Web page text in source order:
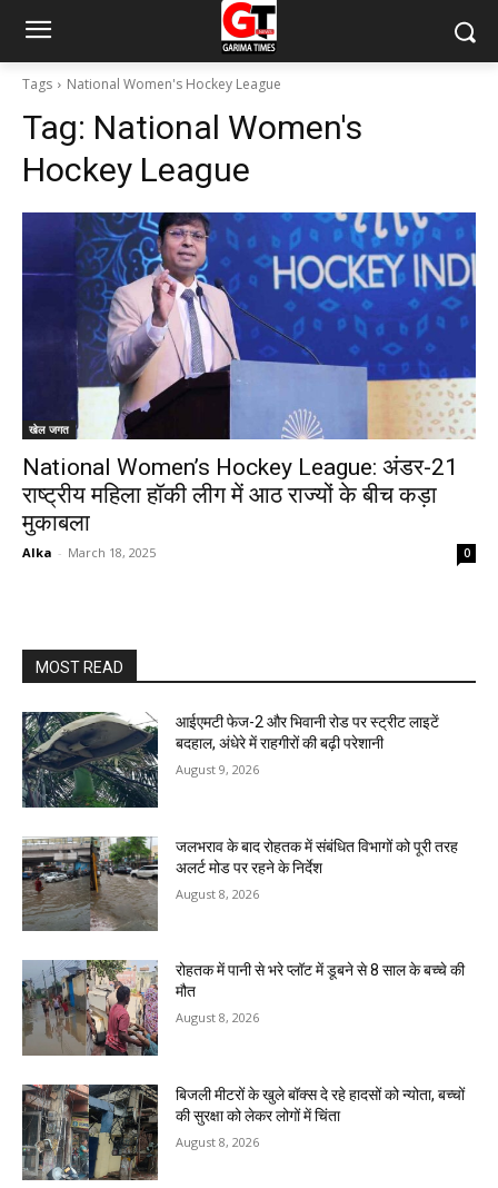
Tags National Women's Hockey League
Tag: National Women's
Hockey League
खेल जगत
National Women’s Hockey League: अंडर-21
राष्ट्रीय महिला हॉकी लीग में आठ राज्यों के बीच कड़ा
मुकाबला
Alka - March 18, 2025 0
MOST READ
आईएमटी फेज-2 और भिवानी रोड पर स्ट्रीट लाइटें
बदहाल, अंधेरे में राहगीरों की बढ़ी परेशानी
August 9, 2026
जलभराव के बाद रोहतक में संबंधित विभागों को पूरी तरह
अलर्ट मोड पर रहने के निर्देश
August 8, 2026
रोहतक में पानी से भरे प्लॉट में डूबने से 8 साल के बच्चे की
मौत
August 8, 2026
बिजली मीटरों के खुले बॉक्स दे रहे हादसों को न्योता, बच्चों
की सुरक्षा को लेकर लोगों में चिंता
August 8, 2026